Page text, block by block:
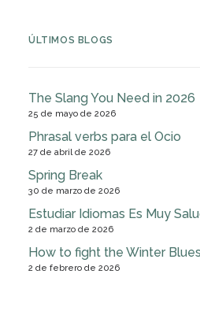
ÚLTIMOS BLOGS
The Slang You Need in 2026
25 de mayo de 2026
Phrasal verbs para el Ocio
27 de abril de 2026
Spring Break
30 de marzo de 2026
Estudiar Idiomas Es Muy
2 de marzo de 2026
How to fight the Winter Blues
2 de febrero de 2026